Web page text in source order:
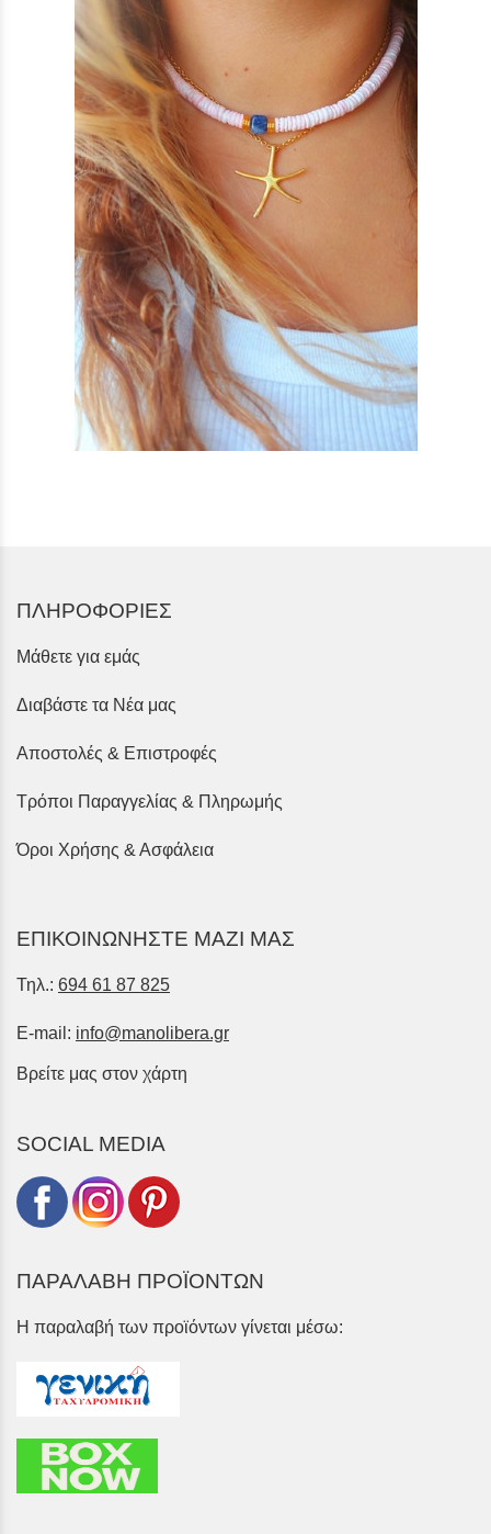
ΠΛΗΡΟΦΟΡΙΕΣ
Μάθετε για εμάς
Διαβάστε τα Νέα μας
Αποστολές & Επιστροφές
Τρόποι Παραγγελίας & Πληρωμής
Όροι Χρήσης & Ασφάλεια
ΕΠΙΚΟΙΝΩΝΗΣΤΕ ΜΑΖΙ ΜΑΣ
Τηλ.: 694 61 87 825
E-mail: info@manolibera.gr
Βρείτε μας στον χάρτη
SOCIAL MEDIA
ΠΑΡΑΛΑΒΗ ΠΡΟΪΟΝΤΩΝ
Η παραλαβή των προϊόντων γίνεται μέσω: